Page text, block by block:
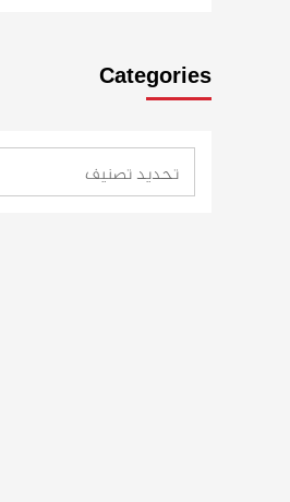
Categories